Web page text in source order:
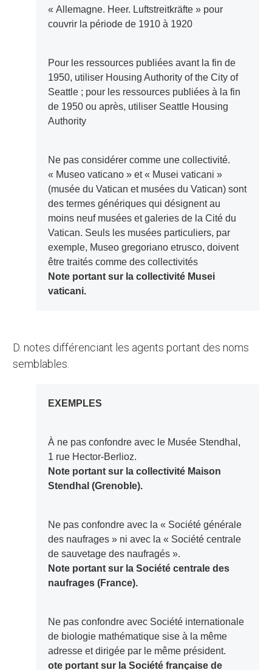
« Allemagne. Heer. Luftstreitkräfte » pour
couvrir la période de 1910 à 1920
Pour les ressources publiées avant la fin de
1950, utiliser Housing Authority of the City of
Seattle ; pour les ressources publiées à la fin
de 1950 ou après, utiliser Seattle Housing
Authority
Ne pas considérer comme une collectivité.
« Museo vaticano » et « Musei vaticani »
(musée du Vatican et musées du Vatican) sont
des termes génériques qui désignent au
moins neuf musées et galeries de la Cité du
Vatican. Seuls les musées particuliers, par
exemple, Museo gregoriano etrusco, doivent
être traités comme des collectivités
Note portant sur la collectivité Musei
vaticani.
d. notes différenciant les agents portant des noms
semblables.
EXEMPLES
À ne pas confondre avec le Musée Stendhal,
1 rue Hector-Berlioz.
Note portant sur la collectivité Maison
Stendhal (Grenoble).
Ne pas confondre avec la « Société générale
des naufrages » ni avec la « Société centrale
de sauvetage des naufragés ».
Note portant sur la Société centrale des
naufrages (France).
Ne pas confondre avec Société internationale
de biologie mathématique sise à la même
adresse et dirigée par le même président.
ote portant sur la Société française de